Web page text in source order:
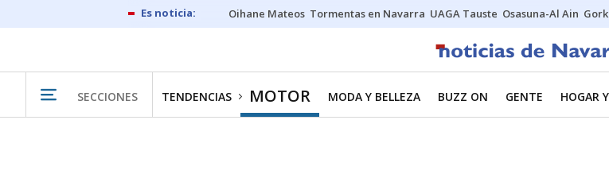
Oihane Mateos Tormentas en Navarra UAGA Tauste Osasuna-Al Ain
SECCIONES TENDENCIAS MOTOR MODA Y BELLEZA BUZZ ON GENTE HOGAR